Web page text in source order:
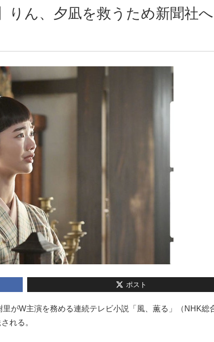
りん、夕凪を救うため新聞社
ポスト
がW主演を務める連続テレビ小説「風、薫る」（NHK総
れる。